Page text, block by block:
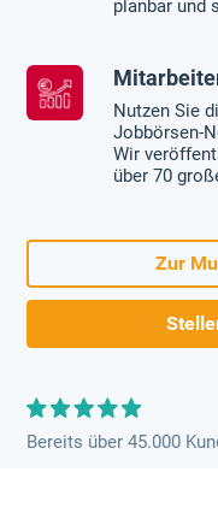
planbar und
Nutzen Sie
Jobbörsen-
Wir
über 70
Zur
Bereits über 45.000